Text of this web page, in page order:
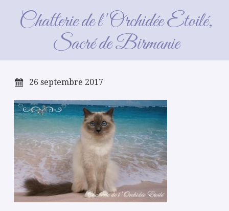
Chatterie de l'Orchidée Etoilé,
Sacré de Birmanie
SONY DSC
26 septembre 2017